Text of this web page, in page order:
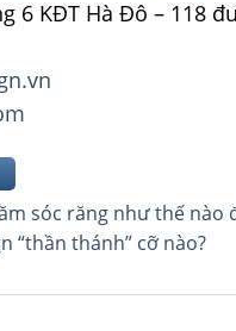
6 KĐT Hà Đô – 118
sóc răng như thế nào
“thần thánh” cỡ nào?